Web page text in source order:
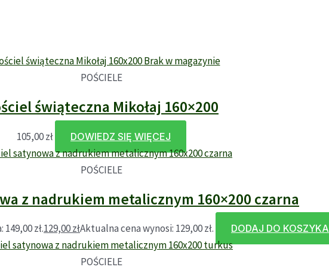
Brak w magazynie
POŚCIELE
świąteczna Mikołaj 160×200
105,00zł DOWIEDZ SIĘ WIĘCEJ
POŚCIELE
z nadrukiem metalicznym 160×200 czarna
zł.129,00złAktualna cena wynosi: 129,00 zł. DODAJ DO KOSZYKA
POŚCIELE